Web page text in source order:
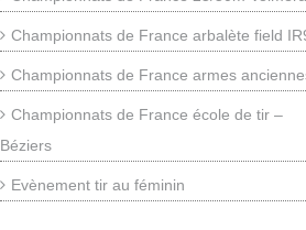
Championnats de France arbalète field
Championnats de France armes
Championnats de France école de tir –
Béziers
Evènement tir au féminin